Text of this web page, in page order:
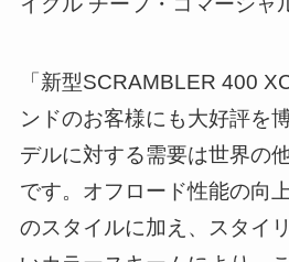
「新型SCRAMBLER 400
ンドのお客様にも大好評を
デルに対する需要は世界の
です。オフロード性能の向
のスタイルに加え、スタイ